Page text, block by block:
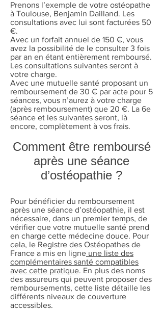
Prenons l’exemple de votre ostéopathe
à Toulouse, Benjamin Dailland. Les
consultations avec lui sont facturées 50
€.
Avec un forfait annuel de 150 €, vous
avez la possibilité de le consulter 3 fois
par an en étant entièrement remboursé.
Les consultations suivantes seront à
votre charge.
Avec une mutuelle santé proposant un
remboursement de 30 € par acte pour 5
séances, vous n’aurez à votre charge
(après remboursement) que 20 €. La 6e
séance et les suivantes seront, là
encore, complètement à vos frais.
Comment être remboursé
après une séance
d’ostéopathie ?
Pour bénéficier du remboursement
après une séance d’ostéopathie, il est
nécessaire, dans un premier temps, de
vérifier que votre mutuelle santé prend
en charge cette médecine douce. Pour
cela, le Registre des Ostéopathes de
France a mis en ligne une liste des
complémentaires santé compatibles
avec cette pratique. En plus des noms
des assureurs qui peuvent proposer des
remboursements, cette liste détaille les
différents niveaux de couverture
accessibles.